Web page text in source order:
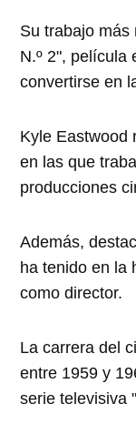
Su trabajo más
N.º 2", película
convertirse en
Kyle Eastwood
en las que
producciones
Además,
ha tenido en la
como director.
La carrera del
entre 1959 y
serie televisiva